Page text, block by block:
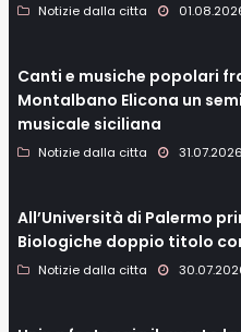
Notizie dalla citta
Canti e musiche popolari
Montalbano Elicona un
musicale siciliana
Notizie dalla citta 31.07.2026
All’Università di Palermo
Biologiche doppio titolo
Notizie dalla citta